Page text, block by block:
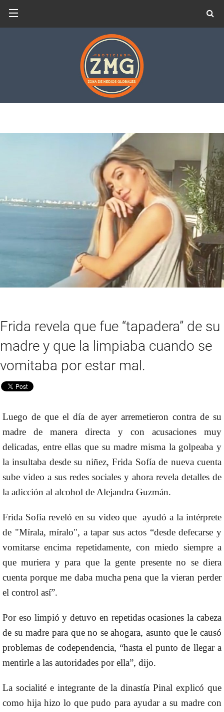
Frida revela que fue “tapadera” de su
madre y que la limpiaba cuando se
vomitaba por estar mal.
Luego de que el día de ayer arremetieron contra de su
madre de manera directa y con acusaciones muy
delicadas, entre ellas que su madre misma la golpeaba y
la insultaba desde su niñez, Frida Sofía de nueva cuenta
sube video a sus redes sociales y ahora revela detalles de
la adicción al alcohol de Alejandra Guzmán.
Frida Sofía reveló en su video que ayudó a la intérprete
de "Mírala, míralo", a tapar sus actos “desde defecarse y
vomitarse encima repetidamente, con miedo siempre a
que muriera y para que la gente presente no se diera
cuenta porque me daba mucha pena que la vieran perder
el control así”.
Por eso limpió y detuvo en repetidas ocasiones la cabeza
de su madre para que no se ahogara, asunto que le causó
problemas de codependencia, “hasta el punto de llegar a
mentirle a las autoridades por ella”, dijo.
La socialité e integrante de la dinastía Pinal explicó que
como hija hizo lo que pudo para ayudar a su madre con